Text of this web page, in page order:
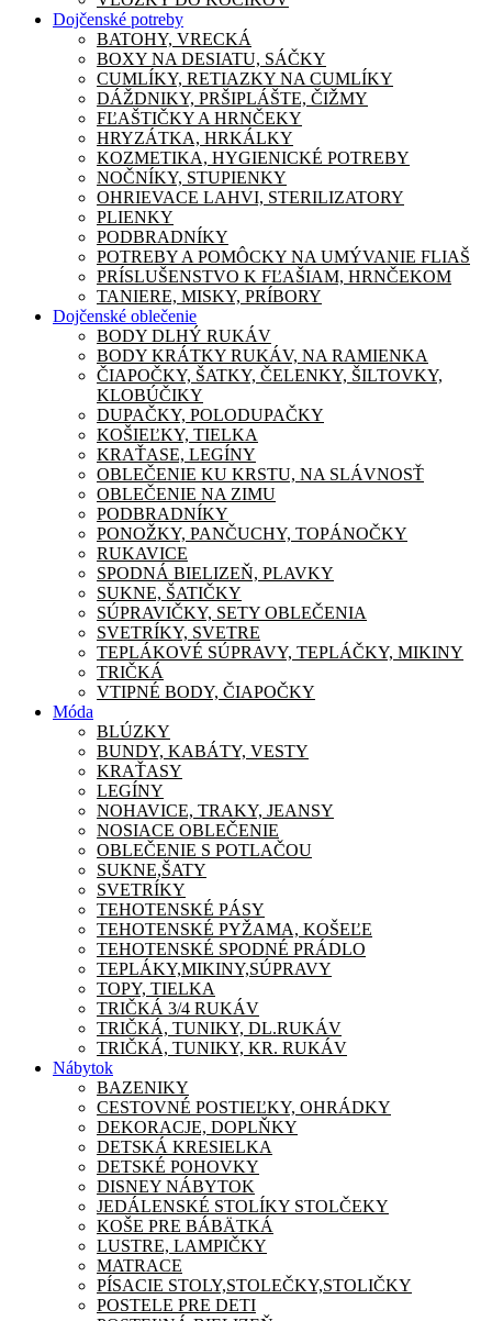
Dojčenské potreby
BATOHY, VRECKÁ
BOXY NA DESIATU, SÁČKY
CUMLÍKY, RETIAZKY NA CUMLÍKY
DÁŽDNIKY, PRŠIPLÁŠTE, ČIŽMY
FĽAŠTIČKY A HRNČEKY
HRYZÁTKA, HRKÁLKY
KOZMETIKA, HYGIENICKÉ POTREBY
NOČNÍKY, STUPIENKY
OHRIEVACE LAHVI, STERILIZATORY
PLIENKY
PODBRADNÍKY
POTREBY A POMÔCKY NA UMÝVANIE FLIAŠ
PRÍSLUŠENSTVO K FĽAŠIAM, HRNČEKOM
TANIERE, MISKY, PRÍBORY
Dojčenské oblečenie
BODY DLHÝ RUKÁV
BODY KRÁTKY RUKÁV, NA RAMIENKA
ČIAPOČKY, ŠATKY, ČELENKY, ŠILTOVKY,
KLOBÚČIKY
DUPAČKY, POLODUPAČKY
KOŠIEĽKY, TIELKA
KRAŤASE, LEGÍNY
OBLEČENIE KU KRSTU, NA SLÁVNOSŤ
OBLEČENIE NA ZIMU
PODBRADNÍKY
PONOŽKY, PANČUCHY, TOPÁNOČKY
RUKAVICE
SPODNÁ BIELIZEŇ, PLAVKY
SUKNE, ŠATIČKY
SÚPRAVIČKY, SETY OBLEČENIA
SVETRÍKY, SVETRE
TEPLÁKOVÉ SÚPRAVY, TEPLÁČKY, MIKINY
TRIČKÁ
VTIPNÉ BODY, ČIAPOČKY
Móda
BLÚZKY
BUNDY, KABÁTY, VESTY
KRAŤASY
LEGÍNY
NOHAVICE, TRAKY, JEANSY
NOSIACE OBLEČENIE
OBLEČENIE S POTLAČOU
SUKNE,ŠATY
SVETRÍKY
TEHOTENSKÉ PÁSY
TEHOTENSKÉ PYŽAMA, KOŠEĽE
TEHOTENSKÉ SPODNÉ PRÁDLO
TEPLÁKY,MIKINY,SÚPRAVY
TOPY, TIELKA
TRIČKÁ 3/4 RUKÁV
TRIČKÁ, TUNIKY, DL.RUKÁV
TRIČKÁ, TUNIKY, KR. RUKÁV
Nábytok
BAZENIKY
CESTOVNÉ POSTIEĽKY, OHRÁDKY
DEKORACJE, DOPLŇKY
DETSKÁ KRESIELKA
DETSKÉ POHOVKY
DISNEY NÁBYTOK
JEDÁLENSKÉ STOLÍKY STOLČEKY
KOŠE PRE BÁBÄTKÁ
LUSTRE, LAMPIČKY
MATRACE
PÍSACIE STOLY,STOLEČKY,STOLIČKY
POSTELE PRE DETI